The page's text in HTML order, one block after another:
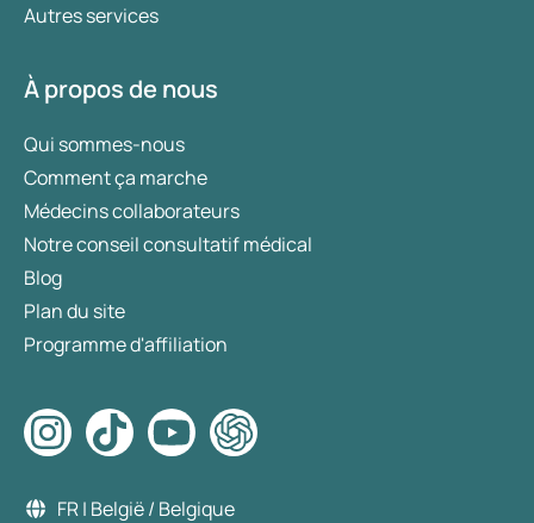
Autres services
À propos de nous
Qui sommes-nous
Comment ça marche
Médecins collaborateurs
Notre conseil consultatif médical
Blog
Plan du site
Programme d'affiliation
FR | België / Belgique